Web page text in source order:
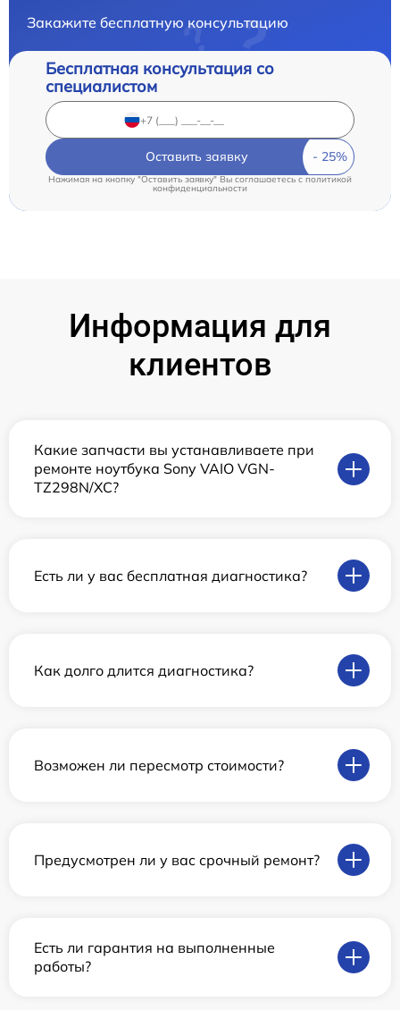
Закажите бесплатную консультацию
Бесплатная консультация со
специалистом
Оставить заявку
Нажимая на кнопку "Оставить заявку" Вы соглашаетесь cполитикой
конфиденциальности
Информация для
клиентов
Какие запчасти вы устанавливаете при
ремонте ноутбука Sony VAIO VGN-
TZ298N/XC?
Есть ли у вас бесплатная диагностика?
Как долго длится диагностика?
Возможен ли пересмотр стоимости?
Предусмотрен ли у вас срочный ремонт?
Есть ли гарантия на выполненные
работы?